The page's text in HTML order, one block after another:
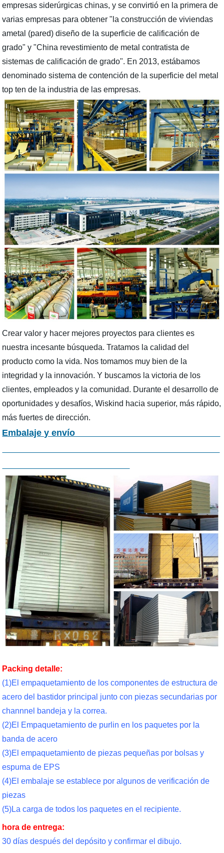
empresas siderúrgicas chinas, y se convirtió en la primera de
varias empresas para obtener "la construcción de viviendas
ametal (pared) diseño de la superficie de calificación de
grado" y "China revestimiento de metal contratista de
sistemas de calificación de grado". En 2013, estábamos
denominado sistema de contención de la superficie del metal
top ten de la industria de las empresas.
Crear valor y hacer mejores proyectos para clientes es
nuestra incesante búsqueda. Tratamos la calidad del
producto como la vida. Nos tomamos muy bien de la
integridad y la innovación. Y buscamos la victoria de los
clientes, empleados y la comunidad. Durante el desarrollo de
oportunidades y desafíos, Wiskind hacia superior, más rápido,
más fuertes de dirección.
Embalaje y envío
Packing detalle:
(1)El empaquetamiento de los componentes de estructura de
acero del bastidor principal junto con piezas secundarias por
channnel bandeja y la correa.
(2)El Empaquetamiento de purlin en los paquetes por la
banda de acero
(3)El empaquetamiento de piezas pequeñas por bolsas y
espuma de EPS
(4)El embalaje se establece por algunos de verificación de
piezas
(5)La carga de todos los paquetes en el recipiente.
hora de entrega:
30 días después del depósito y confirmar el dibujo.